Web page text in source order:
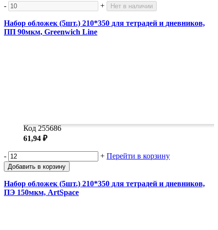
- + Нет в наличии
Набор обложек (5шт.) 210*350 для тетрадей и дневников,
ПП 90мкм, Greenwich Line
Код 255686
61,94 ₽
- + Перейти в корзину
Добавить в корзину
Набор обложек (5шт.) 210*350 для тетрадей и дневников,
ПЭ 150мкм, ArtSpace